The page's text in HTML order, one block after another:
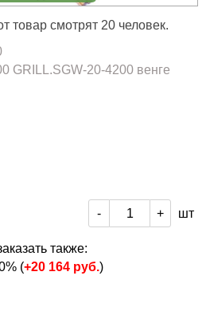
товар смотрят 20 человек.
GRILL.SGW-20-4200 венге
- + шт
также:
(+20 164 руб.)